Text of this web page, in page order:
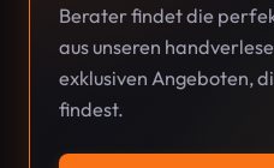
Berater findet die
aus unseren
exklusiven Angeboten,
findest.